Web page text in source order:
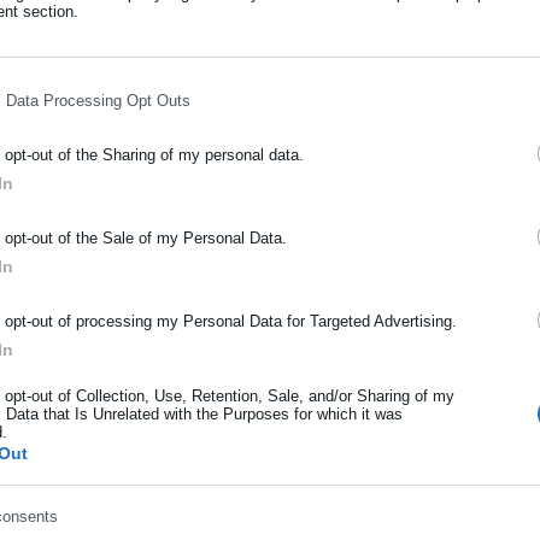
section.
Data Processing Opt Outs
out of the Sharing of my personal data.
out of the Sale of my Personal Data.
out of processing my Personal Data for Targeted Advertising.
out of Collection, Use, Retention, Sale, and/or Sharing of my
Data that Is Unrelated with the Purposes for which it was
της δημοτικής αρχής κλείνει με επαινετικά λόγια
με την αφίσα ποιος έχει την ευθύνη; Φυσικά η ΚΕΔΗΠ-
για την αφίσα και τους κατήγγειλαν;
της δημοτικής αρχής σε σχέση με συμπολίτες μας.
NEWSLETTER
πρώτοι για ειδήσεις και θέματα από το χώρο της
από την Ελλάδα και όλο τον κόσμο!
όνομα
επώνυμο